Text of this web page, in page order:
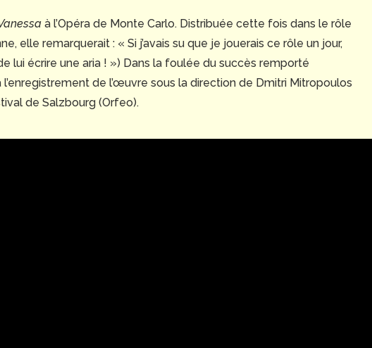
à l’Opéra de Monte Carlo. Distribuée cette fois dans le rôle
elle remarquerait : « Si j’avais su que je jouerais ce rôle un jour,
lui écrire une aria ! ») Dans la foulée du succès remporté
l’enregistrement de l’œuvre sous la direction de Dmitri Mitropoulos
de Salzbourg (Orfeo).